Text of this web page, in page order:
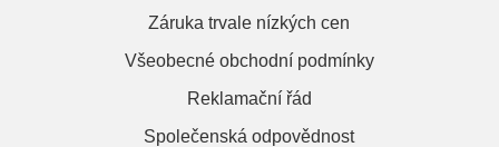
Záruka trvale nízkých cen
Všeobecné obchodní podmínky
Reklamační řád
Společenská odpovědnost